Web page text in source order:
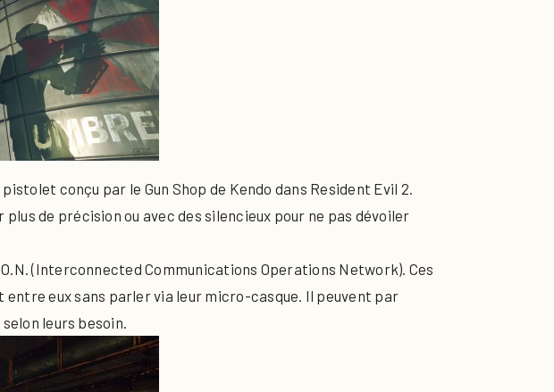
conçu par le Gun Shop de Kendo dans Resident Evil 2.
de précision ou avec des silencieux pour ne pas dévoiler
(Interconnected Communications Operations Network). Ces
eux sans parler via leur micro-casque. Il peuvent par
leurs besoin.